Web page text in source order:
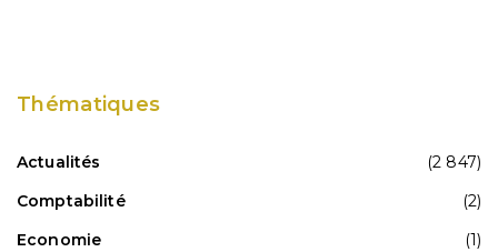
Thématiques
Actualités
(2 847)
Comptabilité
(2)
Economie
(1)